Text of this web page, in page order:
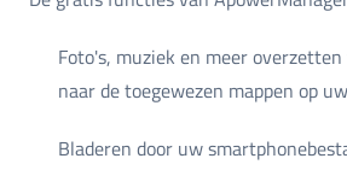
Foto's, muziek en meer
naar de toegewezen mappen op
Bladeren door uw